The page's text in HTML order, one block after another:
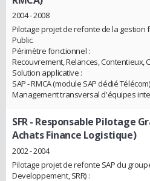
2004 - 2008
Pilotage projet de refonte de la gestion
Public.
Périmètre fonctionnel :
Recouvrement, Relances, Contentieux,
Solution applicative :
SAP - RMCA (module SAP dédié Télécom)
Management transversal d'équipes
SFR- Responsable Pilotage
Achats Finance Logistique)
2002 - 2004
Pilotage projet de refonte SAP du
Developpement, SRR) :